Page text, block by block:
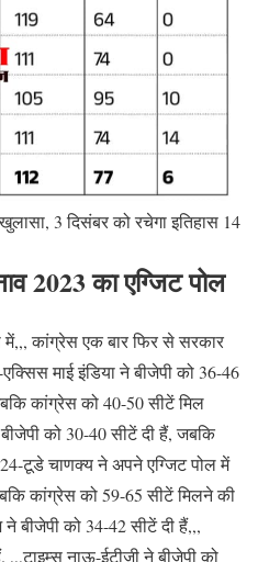
3 दिसंबर को रचेगा इतिहास 14
2023 का एग्जिट पोल
में,,, कांग्रेस एक बार फिर से सरकार
माई इंडिया ने बीजेपी को 36-46
कांग्रेस को 40-50 सीटें मिल
को 30-40 सीटें दी हैं, जबकि
टूडे चाणक्य ने अपने एग्जिट पोल में
कांग्रेस को 59-65 सीटें मिलने की
ने बीजेपी को 34-42 सीटें दी हैं,,,
नाऊ-ईटीजी ने बीजेपी को